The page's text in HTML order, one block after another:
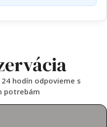
hodín odpovieme s
potrebám